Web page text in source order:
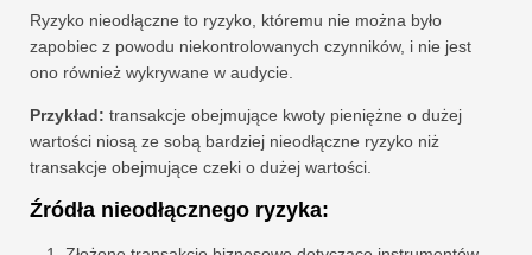
Ryzyko nieodłączne to ryzyko, któremu nie można było
zapobiec z powodu niekontrolowanych czynników, i nie jest
ono również wykrywane w audycie.
Przykład: transakcje obejmujące kwoty pieniężne o dużej
wartości niosą ze sobą bardziej nieodłączne ryzyko niż
transakcje obejmujące czeki o dużej wartości.
Źródła nieodłącznego ryzyka: